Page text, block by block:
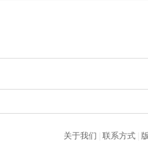
关于我们 联系方式